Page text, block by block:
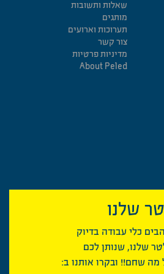
שאלות ותשובות
מותגים
תערוכות וארועים
צור קשר
מדיניות פרטיות
About Peled
שלנו
כלי עבודה בדיוק
שלנו, שנותן לכם
מה שחם!! ובקרו אותנו ב: